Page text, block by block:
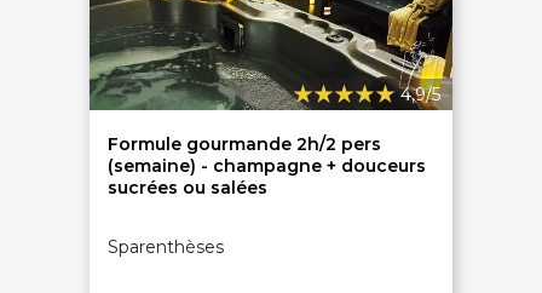
4,9/5
Formule gourmande 2h/2 pers
(semaine) - champagne + douceurs
sucrées ou salées
Sparenthèses